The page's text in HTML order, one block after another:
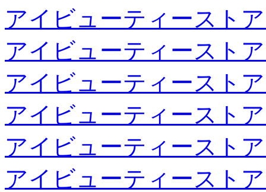
アイビューティースト
アイビューティースト
アイビューティースト
アイビューティースト
アイビューティースト
アイビューティースト